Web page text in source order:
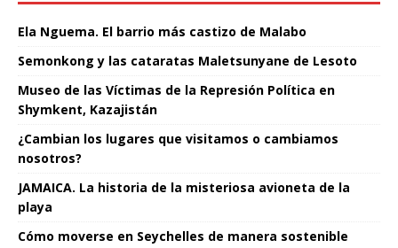
Ela Nguema. El barrio más castizo de Malabo
Semonkong y las cataratas Maletsunyane de Lesoto
Museo de las Víctimas de la Represión Política en
Shymkent, Kazajistán
¿Cambian los lugares que visitamos o cambiamos
nosotros?
JAMAICA. La historia de la misteriosa avioneta de la
playa
Cómo moverse en Seychelles de manera sostenible